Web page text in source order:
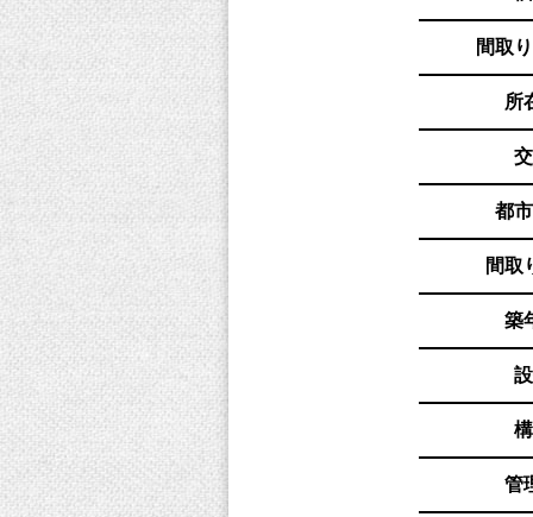
間取
所
都
間取
築
管